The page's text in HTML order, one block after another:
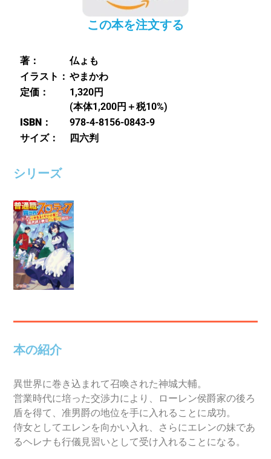
この本を注文する
著：
仏ょも
イラスト： やまかわ
定価：
1,320円
(本体1,200円＋税10%)
ISBN：
978-4-8156-0843-9
サイズ：
四六判
シリーズ
本の紹介
異世界に巻き込まれて召喚された神城大輔。
営業時代に培った交渉力により、ローレン侯爵家の後ろ
盾を得て、准男爵の地位を手に入れることに成功。
侍女としてエレンを向かい入れ、さらにエレンの妹であ
るヘレナも行儀見習いとして受け入れることになる。